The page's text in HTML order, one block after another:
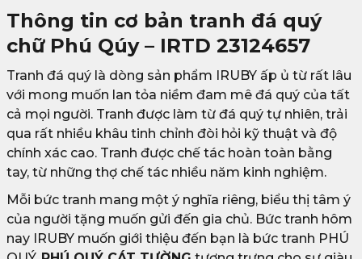
Thông tin cơ bản tranh đá quý
chữ Phú Qúy – IRTD 23124657
Tranh đá quý là dòng sản phẩm IRUBY ấp ủ từ rất lâu
với mong muốn lan tỏa niềm đam mê đá quý của tất
cả mọi người. Tranh được làm từ đá quý tự nhiên, trải
qua rất nhiều khâu tinh chỉnh đòi hỏi kỹ thuật và độ
chính xác cao. Tranh được chế tác hoàn toàn bằng
tay, từ những thợ chế tác nhiều năm kinh nghiệm.
Mỗi bức tranh mang một ý nghĩa riêng, biểu thị tâm ý
của người tặng muốn gửi đến gia chủ. Bức tranh hôm
nay IRUBY muốn giới thiệu đến bạn là bức tranh PHÚ